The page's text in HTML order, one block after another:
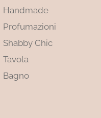
Handmade
Profumazioni
Shabby Chic
Tavola
Bagno